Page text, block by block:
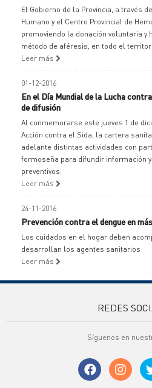
El Gobierno de la Provincia, a través
Humano y el Centro Provincial de
promoviendo la donación voluntaria
método de aféresis, en todo el
Leer más
01-12-2016
En el Día Mundial de la Lucha
de difusión
Al conmemorarse este jueves 1 de
Acción contra el Sida, la cartera
adelante distintas actividades con
formoseña para difundir información
preventivos.
Leer más
24-11-2016
Prevención contra el dengue en
Los cuidados en el hogar deben
desarrollan los agentes sanitarios
Leer más
REDES
Síguenos en